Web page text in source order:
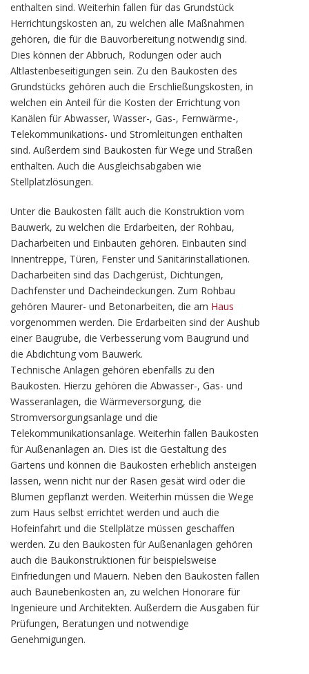
enthalten sind. Weiterhin fallen für das Grundstück
Herrichtungskosten an, zu welchen alle Maßnahmen
gehören, die für die Bauvorbereitung notwendig sind.
Dies können der Abbruch, Rodungen oder auch
Altlastenbeseitigungen sein. Zu den Baukosten des
Grundstücks gehören auch die Erschließungskosten, in
welchen ein Anteil für die Kosten der Errichtung von
Kanälen für Abwasser, Wasser-, Gas-, Fernwärme-,
Telekommunikations- und Stromleitungen enthalten
sind. Außerdem sind Baukosten für Wege und Straßen
enthalten. Auch die Ausgleichsabgaben wie
Stellplatzlösungen.
Unter die Baukosten fällt auch die Konstruktion vom
Bauwerk, zu welchen die Erdarbeiten, der Rohbau,
Dacharbeiten und Einbauten gehören. Einbauten sind
Innentreppe, Türen, Fenster und Sanitärinstallationen.
Dacharbeiten sind das Dachgerüst, Dichtungen,
Dachfenster und Dacheindeckungen. Zum Rohbau
gehören Maurer- und Betonarbeiten, die am Haus
vorgenommen werden. Die Erdarbeiten sind der Aushub
einer Baugrube, die Verbesserung vom Baugrund und
die Abdichtung vom Bauwerk.
Technische Anlagen gehören ebenfalls zu den
Baukosten. Hierzu gehören die Abwasser-, Gas- und
Wasseranlagen, die Wärmeversorgung, die
Stromversorgungsanlage und die
Telekommunikationsanlage. Weiterhin fallen Baukosten
für Außenanlagen an. Dies ist die Gestaltung des
Gartens und können die Baukosten erheblich ansteigen
lassen, wenn nicht nur der Rasen gesät wird oder die
Blumen gepflanzt werden. Weiterhin müssen die Wege
zum Haus selbst errichtet werden und auch die
Hofeinfahrt und die Stellplätze müssen geschaffen
werden. Zu den Baukosten für Außenanlagen gehören
auch die Baukonstruktionen für beispielsweise
Einfriedungen und Mauern. Neben den Baukosten fallen
auch Baunebenkosten an, zu welchen Honorare für
Ingenieure und Architekten. Außerdem die Ausgaben für
Prüfungen, Beratungen und notwendige
Genehmigungen.